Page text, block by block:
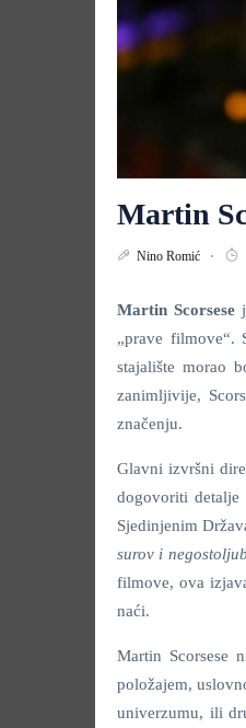
Martin
Nino Romić
Martin Scorsese
„prave filmove“.
stajalište morao
zanimljivije,
značenju.
Glavni izvršni
dogovoriti detalje
Sjedinjenim
surov i
filmove, ova
naći.
Martin Scorsese
položajem,
univerzumu, ili